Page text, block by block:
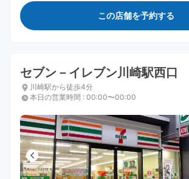
この店舗を予約する
セブン－イレブン川崎駅西口
川崎駅から徒歩4分
本日の営業時間 : 00:00〜00:00